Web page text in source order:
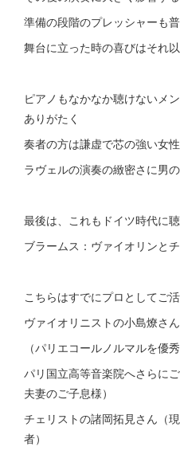
準備の段階のプレッシャーも
舞台に立った時の喜びはそれ
ピアノもなかなか聴けないメ
ありがたく
奏者の方は謙虚で芯の強い女
ラヴェルの演奏の緻密さに男
最後は、これもドイツ時代に
ブラームス：ヴァイオリンと
こちらはすでにプロとしてご
ヴァイオリニストの小島燎さん
（パリエコールノルマルを優
パリ国立高等音楽院へさらに
夫妻のご子息様）
チェリストの諸岡拓見さん（
者）